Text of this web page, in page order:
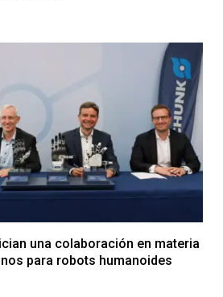
una colaboración en materia
para robots humanoides